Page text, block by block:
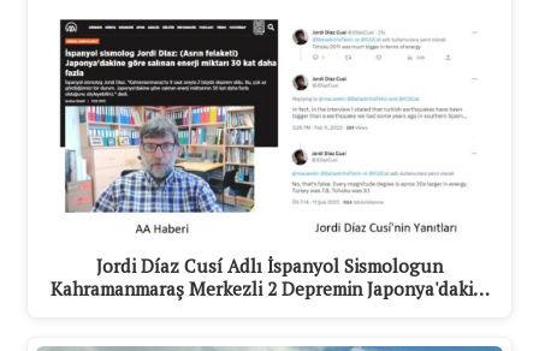
Jordi Díaz Cusí Adlı İspanyol Sismologun
Kahramanmaraş Merkezli 2 Depremin Japonya'daki…